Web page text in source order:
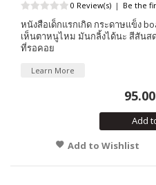
0 Review(s) | Be the
หนังสือเด็กแรกเกิด กระดาษแข็ง
เห็นตาหนูไหม มันกลิ้งได้นะ สีสันส
ที่รอคอย
Learn More
Add
Add to Wishlist